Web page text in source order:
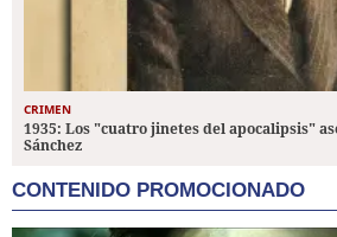
CRIMEN
1935: Los "cuatro jinetes del apocalipsis"
Sánchez
CONTENIDO PROMOCIONADO